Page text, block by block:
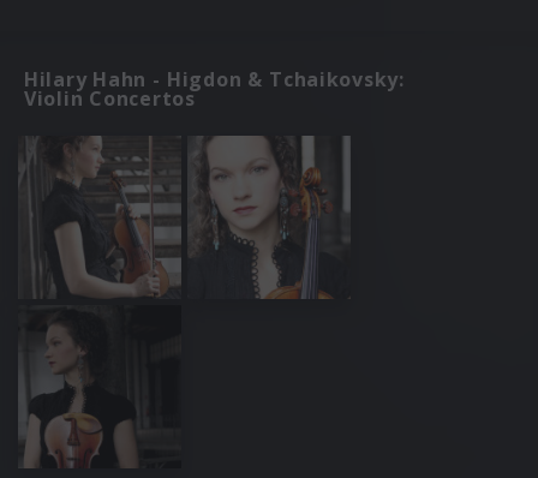
Hilary Hahn - Higdon & Tchaikovsky:
Violin Concertos